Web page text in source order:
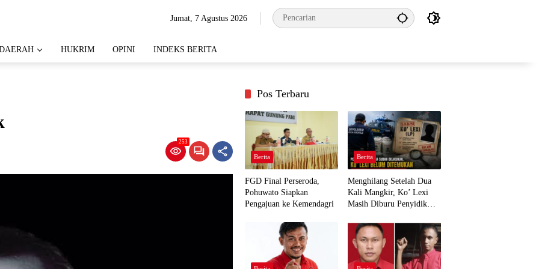
Jumat, 7 Agustus 2026
HUKRIM OPINI INDEKS BERITA
253
Pos Terbaru
Berita
FGD Final Perseroda,
Pohuwato Siapkan
Pengajuan ke Kemendagri
Berita
Menghilang Setelah Dua
Kali Mangkir, Ko’ Lexi
Masih Diburu Penyidik